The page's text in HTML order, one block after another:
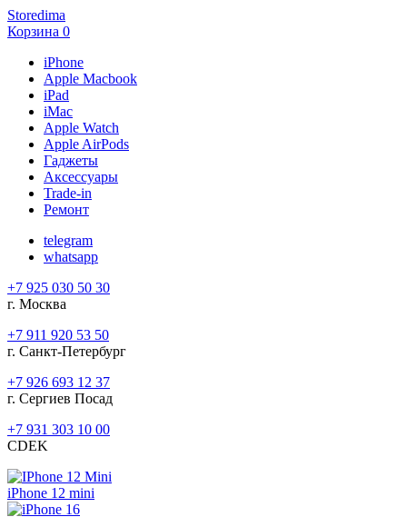
Storedima
Корзина 0
iPhone
Apple Macbook
iPad
iMac
Apple Watch
Apple AirPods
Гаджеты
Аксессуары
Trade-in
Ремонт
telegram
whatsapp
+7 925 030 50 30
г. Москва
+7 911 920 53 50
г. Санкт-Петербург
+7 926 693 12 37
г. Сергиев Посад
+7 931 303 10 00
CDEK
iPhone 12 mini